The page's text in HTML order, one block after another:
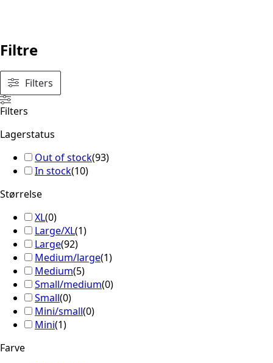
Filtre
Filters
Filters
Lagerstatus
Out of stock(93)
In stock(10)
Størrelse
XL(0)
Large/XL(1)
Large(92)
Medium/large(1)
Medium(5)
Small/medium(0)
Small(0)
Mini/small(0)
Mini(1)
Farve